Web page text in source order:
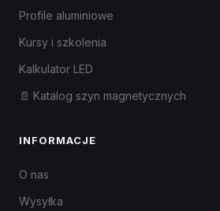
Profile aluminiowe
Kursy i szkolenia
Kalkulator LED
📄 Katalog szyn magnetycznych
INFORMACJE
O nas
Wysyłka